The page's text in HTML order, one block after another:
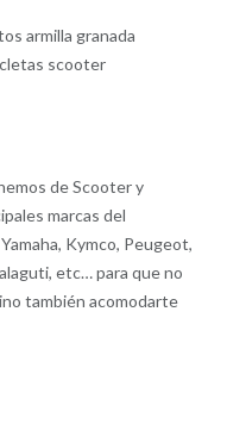
de Scooter y
marcas del
Kymco, Peugeot,
etc… para que no
también acomodarte